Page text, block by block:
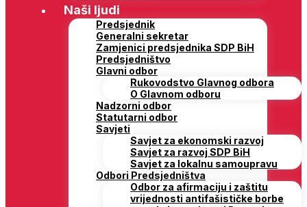
Naši ljudi
Predsjednik
Generalni sekretar
Zamjenici predsjednika SDP BiH
Predsjedništvo
Glavni odbor
Rukovodstvo Glavnog odbora
O Glavnom odboru
Nadzorni odbor
Statutarni odbor
Savjeti
Savjet za ekonomski razvoj
Savjet za razvoj SDP BiH
Savjet za lokalnu samoupravu
Odbori Predsjedništva
Odbor za afirmaciju i zaštitu
vrijednosti antifašističke borbe